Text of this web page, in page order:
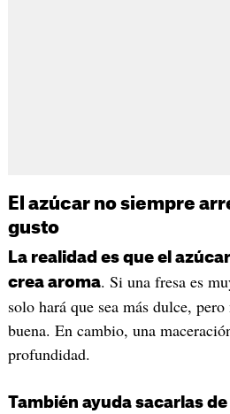
El azúcar no siempre
gusto
La realidad es que el
crea aroma. Si una fresa es
solo hará que sea más dulce,
buena. En cambio, una
profundidad.
También ayuda sacarlas